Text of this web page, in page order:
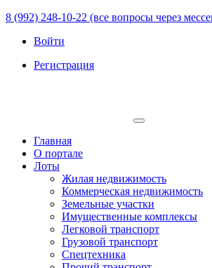
8 (992) 248-10-22 (все вопросы через
Войти
Регистрация
Главная
О портале
Лоты
Жилая недвижимость
Коммерческая недвижимость
Земельные участки
Имущественные комплексы
Легковой транспорт
Грузовой транспорт
Спецтехника